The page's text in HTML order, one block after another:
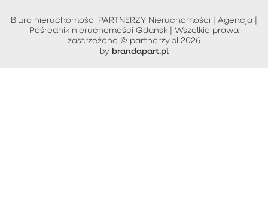
Biuro nieruchomości PARTNERZY Nieruchomości | Agencja |
Pośrednik nieruchomości Gdańsk | Wszelkie prawa
zastrzeżone © partnerzy.pl 2026
by brandapart.pl